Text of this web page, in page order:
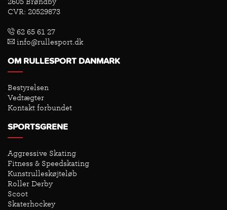
2605 Brøndby
CVR: 20529873
62 65 61 27
info@rullesport.dk
OM RULLESPORT DANMARK
Bestyrelsen
Vedtægter
Kontakt forbundet
SPORTSGRENE
Aggressive Skating
Fitness & Speedskating
Kunstrulleskøjteløb
Roller Derby
Scoot
Skaterhockey